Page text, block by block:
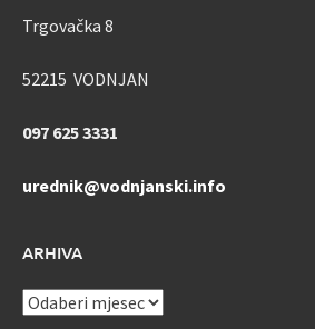
Trgovačka 8
52215 VODNJAN
097 625 3331
urednik@vodnjanski.info
ARHIVA
ARHIVA